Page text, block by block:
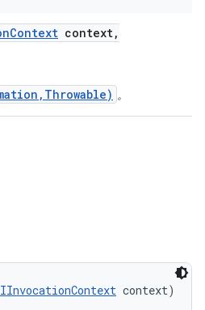
Context context,
。
IInvocationContext context)